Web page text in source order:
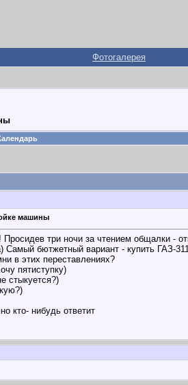
Фотогалерея
машины
три ночи за чтением общалки -
бютжетный вариант - купить ГАЗ-
в этих переставлениях?
пятиступку)
стыкуется?)
кто- нибудь ответит